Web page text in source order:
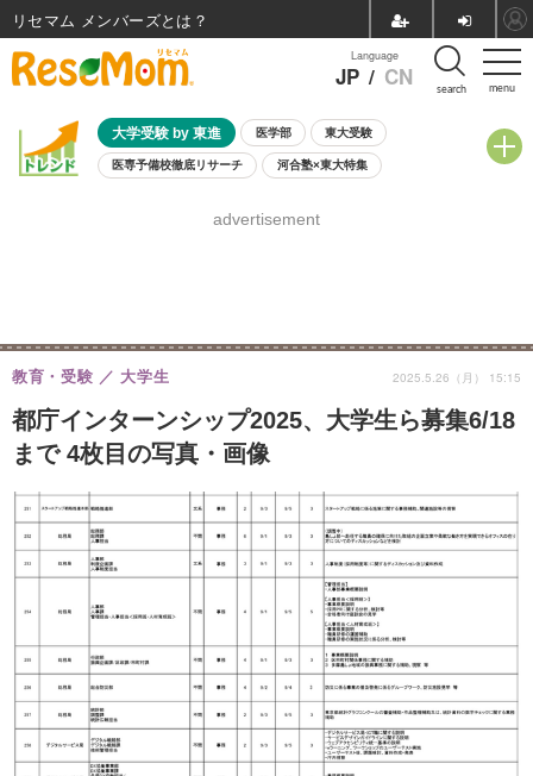
menu
Language
JP / CN search
大学受験 by 東進 医学部 東大受験
医専予備校徹底リサーチ 河合塾×東大特集
8月開催学校説明会・相談会
advertisement
都庁インターンシップ2025、大学生ら募集6/18
まで 4枚目の写真・画像
教育・受験 大学生 2025.5.26（月） 15:15
リセマム メンバーズ